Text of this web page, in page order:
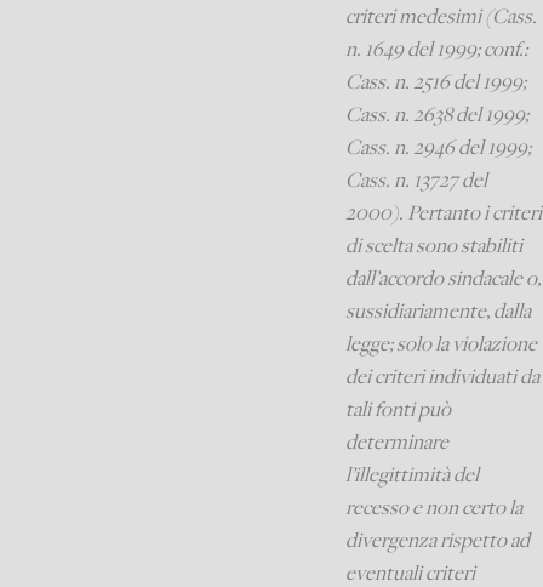
criteri medesimi (Cass.
n. 1649 del 1999; conf.:
Cass. n. 2516 del 1999;
Cass. n. 2638 del 1999;
Cass. n. 2946 del 1999;
Cass. n. 13727 del
2000). Pertanto i criteri
di scelta sono stabiliti
dall’accordo sindacale o,
sussidiariamente, dalla
legge; solo la violazione
dei criteri individuati da
tali fonti può
determinare
l’illegittimità del
recesso e non certo la
divergenza rispetto ad
eventuali criteri